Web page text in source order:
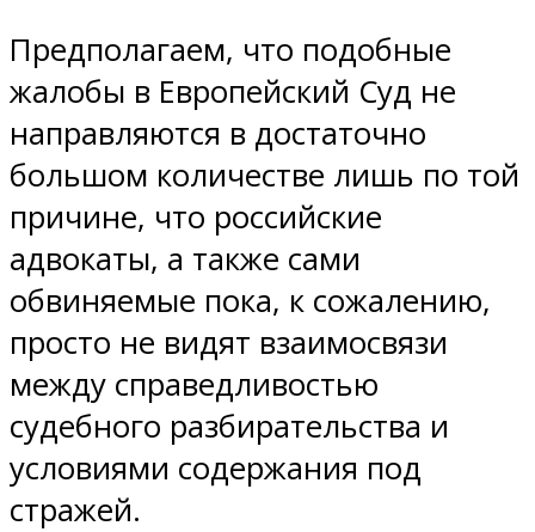
Предполагаем, что подобные
жалобы в Европейский Суд не
направляются в достаточно
большом количестве лишь по той
причине, что российские
адвокаты, а также сами
обвиняемые пока, к сожалению,
просто не видят взаимосвязи
между справедливостью
судебного разбирательства и
условиями содержания под
стражей.